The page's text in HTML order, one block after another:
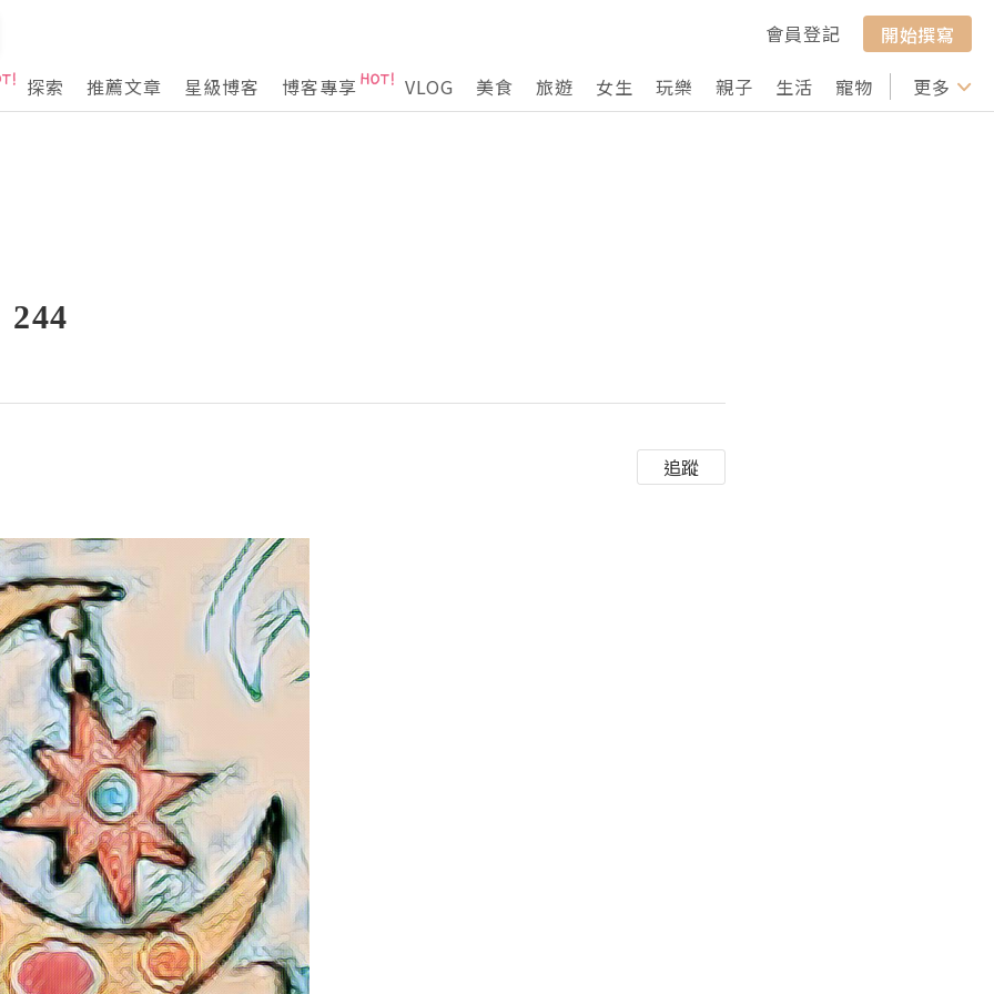
會員登記
開始撰寫
探索
推薦文章 星級博客 博客專享 VLOG 美食 旅遊 女生 玩樂 親子 生活 寵物 行山 打卡
更多
244
追蹤